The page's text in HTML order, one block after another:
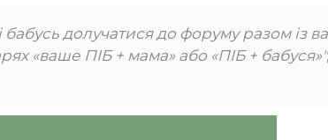
долучатися до форуму разом із
«ваше ПІБ + мама» або «ПІБ +